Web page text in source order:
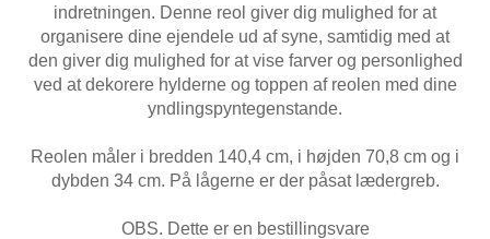
indretningen. Denne reol giver dig mulighed for at
organisere dine ejendele ud af syne, samtidig med at
den giver dig mulighed for at vise farver og personlighed
ved at dekorere hylderne og toppen af reolen med dine
yndlingspyntegenstande.
Reolen måler i bredden 140,4 cm, i højden 70,8 cm og i
dybden 34 cm. På lågerne er der påsat lædergreb.
OBS. Dette er en bestillingsvare